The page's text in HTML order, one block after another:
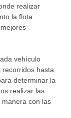
realizar
la flota
vehículo
recorridos hasta
determinar la
realizar las
con las